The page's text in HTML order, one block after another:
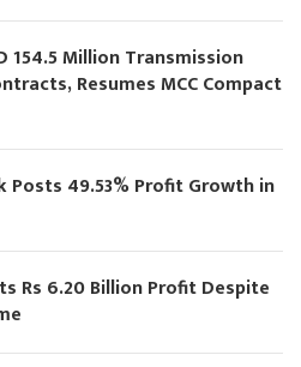
154.5 Million Transmission
Resumes MCC Compact
Posts 49.53% Profit Growth in
Rs 6.20 Billion Profit Despite